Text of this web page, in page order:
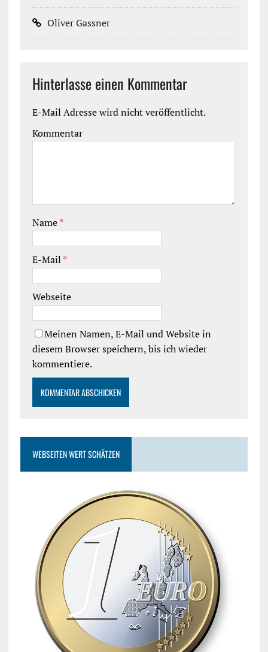
Oliver Gassner
Hinterlasse einen Kommentar
E-Mail Adresse wird nicht veröffentlicht.
Kommentar
Name*
E-Mail *
Webseite
Meinen Namen, E-Mail und Website in
diesem Browser speichern, bis ich wieder
kommentiere.
WEBSEITEN WERT SCHÄTZEN